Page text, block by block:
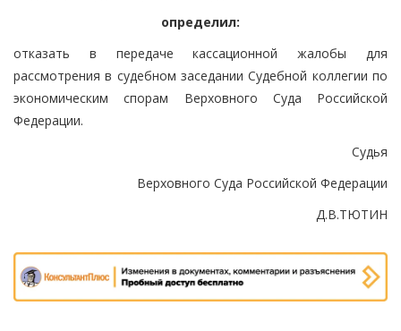
определил:
отказать в передаче кассационной жалобы для
рассмотрения в судебном заседании Судебной коллегии по
экономическим спорам Верховного Суда Российской
Федерации.
Судья
Верховного Суда Российской Федерации
Д.В.ТЮТИН